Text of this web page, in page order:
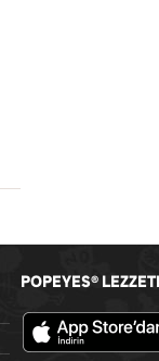
POPEYES®